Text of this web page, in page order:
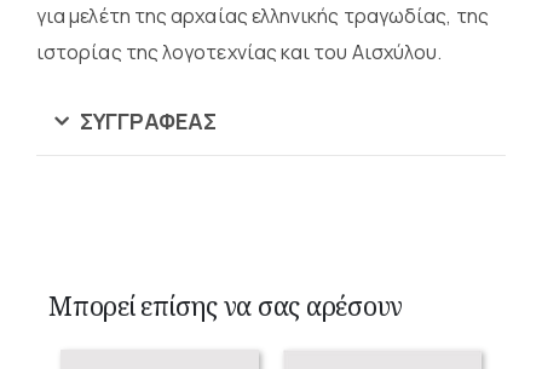
για μελέτη της αρχαίας ελληνικής τραγωδίας, της
ιστορίας της λογοτεχνίας και του Αισχύλου.
ΣΥΓΓΡΑΦΈΑΣ
Μπορεί επίσης να σας αρέσουν